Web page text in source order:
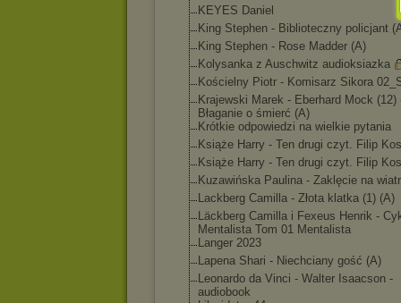
KEYES Daniel
King Stephen - Biblioteczny policjant
King Stephen - Rose Madder (A)
Kolysanka z Auschwitz audioksiazka
Kościelny Piotr - Komisarz Sikora
Krajewski Marek - Eberhard Mock (12)
Błaganie o śmierć (A)
Krótkie odpowiedzi na wielkie pytania
Książe Harry - Ten drugi czyt. Filip
Książe Harry - Ten drugi czyt. Filip
Kuzawińska Paulina - Zaklęcie na
Lackberg Camilla - Złota klatka (1) (A)
Läckberg Camilla i Fexeus Henrik -
Mentalista Tom 01 Mentalista
Langer 2023
Lapena Shari - Niechciany gość (A)
Leonardo da Vinci - Walter Isaacson -
audiobook